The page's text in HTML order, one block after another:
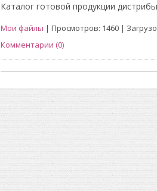
Каталог готовой продукции
Мои файлы | Просмотров: 1460 |
Комментарии (0)